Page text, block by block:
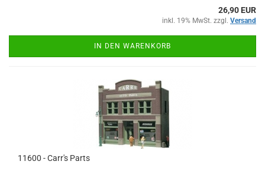
26,90 EUR
inkl. 19% MwSt. zzgl. Versand
IN DEN WARENKORB
11600 - Carr's Parts